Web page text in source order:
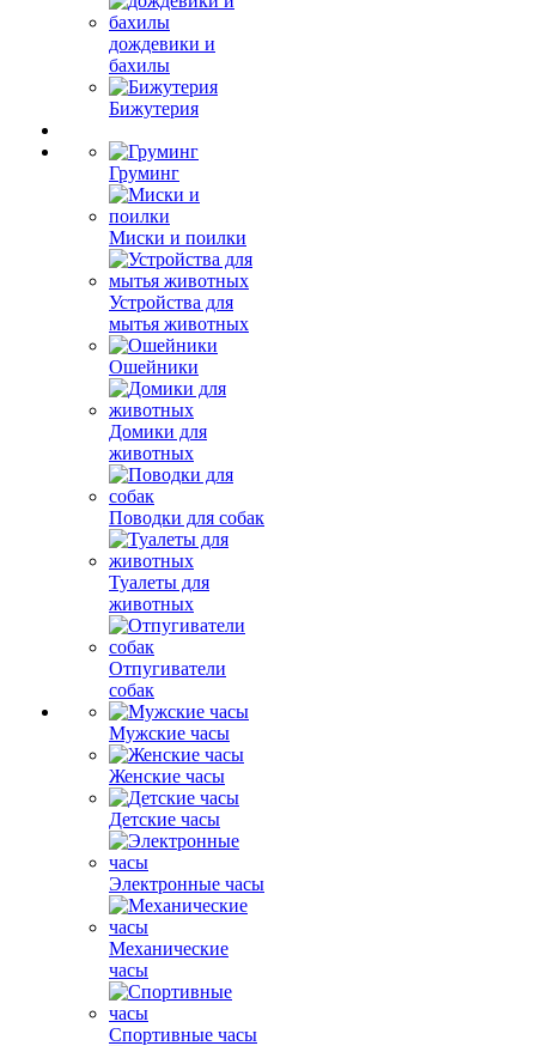
дождевики и
бахилы
Бижутерия
Груминг
Миски и поилки
Устройства для
мытья животных
Ошейники
Домики для
животных
Поводки для собак
Туалеты для
животных
Отпугиватели
собак
Мужские часы
Женские часы
Детские часы
Электронные часы
Механические
часы
Спортивные часы